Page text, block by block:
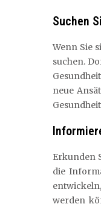
Suchen
Wenn Sie
suchen.
neue
Erkunden
die
werden